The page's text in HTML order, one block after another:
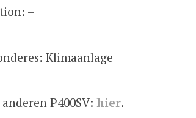
–
Klimaanlage
P400SV: hier.